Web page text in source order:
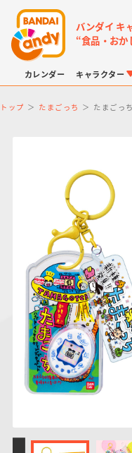
バンダイ キ
“食品・おか
カレンダー キャラクター
LINK TRAVELERS
仮面ライダーシリー
ズ
チョコボックス
キャラパキ
に
トップ たまごっち たまごっ